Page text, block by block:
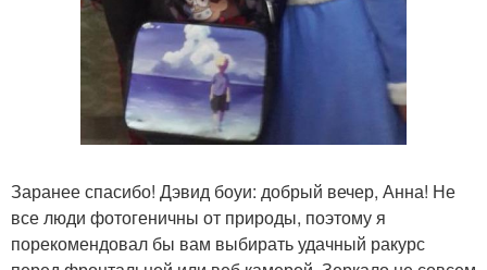
Заранее спасибо! Дэвид боуи: добрый вечер, Анна! Не
все люди фотогеничны от природы, поэтому я
порекомендовал бы вам выбирать удачный ракурс